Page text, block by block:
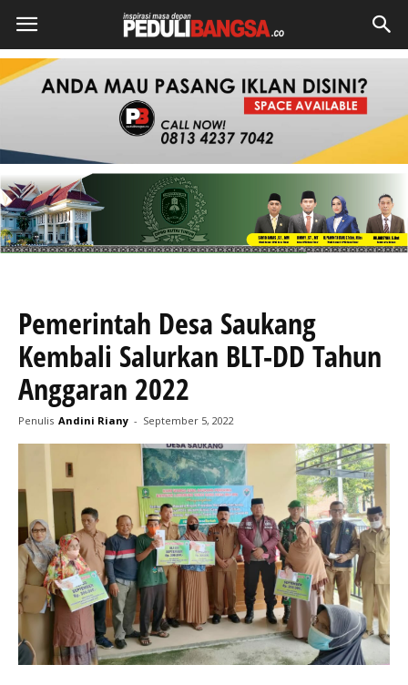
Pemerintah Desa Saukang
Kembali Salurkan BLT-DD Tahun
Anggaran 2022
Penulis Andini Riany - September 5, 2022